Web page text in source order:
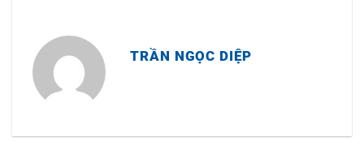
TRẦN NGỌC DIỆP